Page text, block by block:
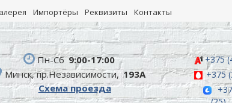
Импортёры Реквизиты Контакты
Пн-Сб 9:00-17:00
Минск, пр.Независимости, 193А
Схема проезда
+375
+375